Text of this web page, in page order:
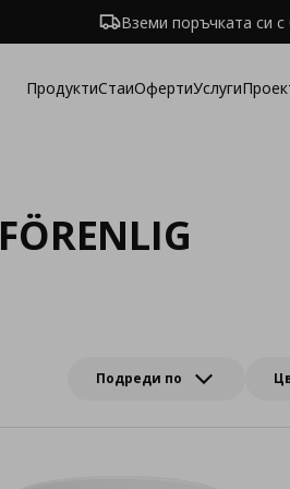
Вземи поръчката си
ПродуктиСтаиОфертиУслуги
FÖRENLIG
Подреди по